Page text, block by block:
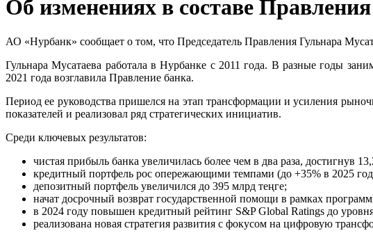
Об изменениях в составе
АО «Нурбанк» сообщает о том, что Председатель Правления Гульнара
Гульнара Мусатаева работала в Нурбанке с 2011 года. В разные годы
2021 года возглавила Правление банка.
Период ее руководства пришелся на этап трансформации и усиления
показателей и реализовал ряд стратегических инициатив.
Среди ключевых результатов:
чистая прибыль банка увеличилась более чем в два раза, достигнув
кредитный портфель рос опережающими темпами (до +35% в 2025
депозитный портфель увеличился до 395 млрд теңге;
начат досрочный возврат государственной помощи в рамках
в 2024 году повышен кредитный рейтинг S&P Global Ratings до
реализована новая стратегия развития с фокусом на цифровую